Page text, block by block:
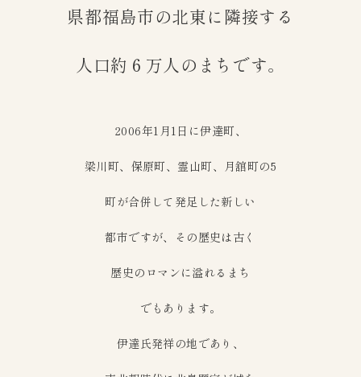
県都福島市の北東に隣接する
人口約６万人のまちです。
2006年1月1日に伊達町、
梁川町、保原町、霊山町、月舘町の5
町が合併して発足した新しい
都市ですが、その歴史は古く
歴史のロマンに溢れるまち
でもあります。
伊達氏発祥の地であり、